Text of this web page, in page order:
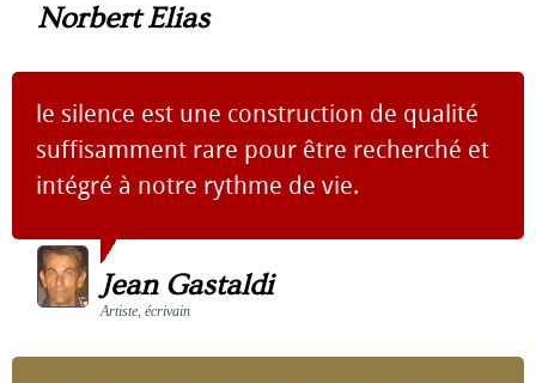
Norbert Elias
le silence est une construction de qualité
suffisamment rare pour être recherché et
intégré à notre rythme de vie.
Jean Gastaldi
Artiste, écrivain